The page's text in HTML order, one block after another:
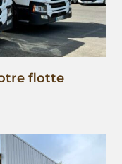
flotte